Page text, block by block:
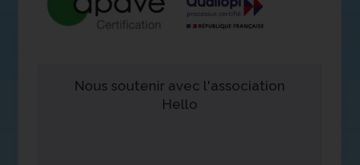
Nous soutenir avec l'association
Hello